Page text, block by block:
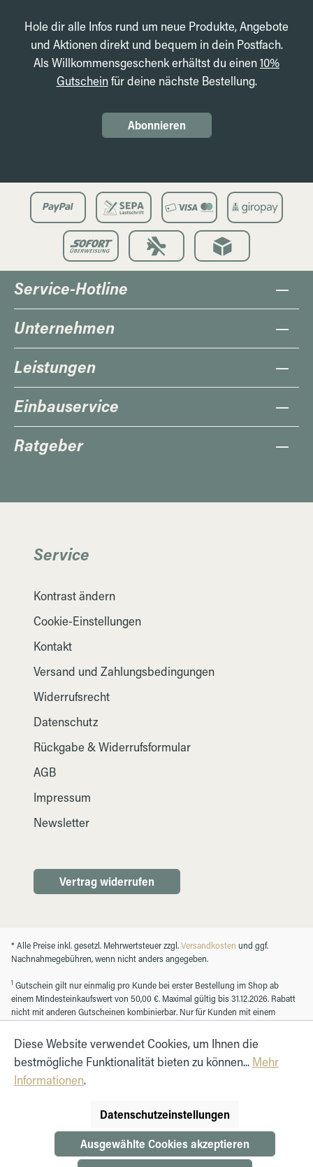
Hole dir alle Infos rund um neue Produkte, Angebote
und Aktionen direkt und bequem in dein Postfach.
Als Willkommensgeschenk erhältst du einen10%
Gutscheinfür deine nächste Bestellung.
Abonnieren
Service-Hotline
Unternehmen
Leistungen
Einbauservice
Ratgeber
Service
Kontrast ändern
Cookie-Einstellungen
Kontakt
Versand und Zahlungsbedingungen
Widerrufsrecht
Datenschutz
Rückgabe & Widerrufsformular
AGB
Impressum
Newsletter
Vertrag widerrufen
* Alle Preise inkl. gesetzl. Mehrwertsteuer zzgl.Versandkosten und ggf.
Nachnahmegebühren, wenn nicht anders angegeben.
1 Gutschein gilt nur einmalig pro Kunde bei erster Bestellung im Shop ab
einem Mindesteinkaufswert von 50,00 €. Maximal gültig bis 31.12.2026. Rabatt
nicht mit anderen Gutscheinen kombinierbar. Nur für Kunden mit einem
Diese Website verwendet Cookies, um Ihnen die
bestmögliche Funktionalität bieten zu können... Mehr
Informationen.
Datenschutzeinstellungen
Ausgewählte Cookies akzeptieren